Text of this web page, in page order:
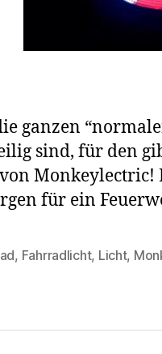
ganzen
sind, für den
Monkeylectric!
für ein
, Fahrradlicht, Licht,